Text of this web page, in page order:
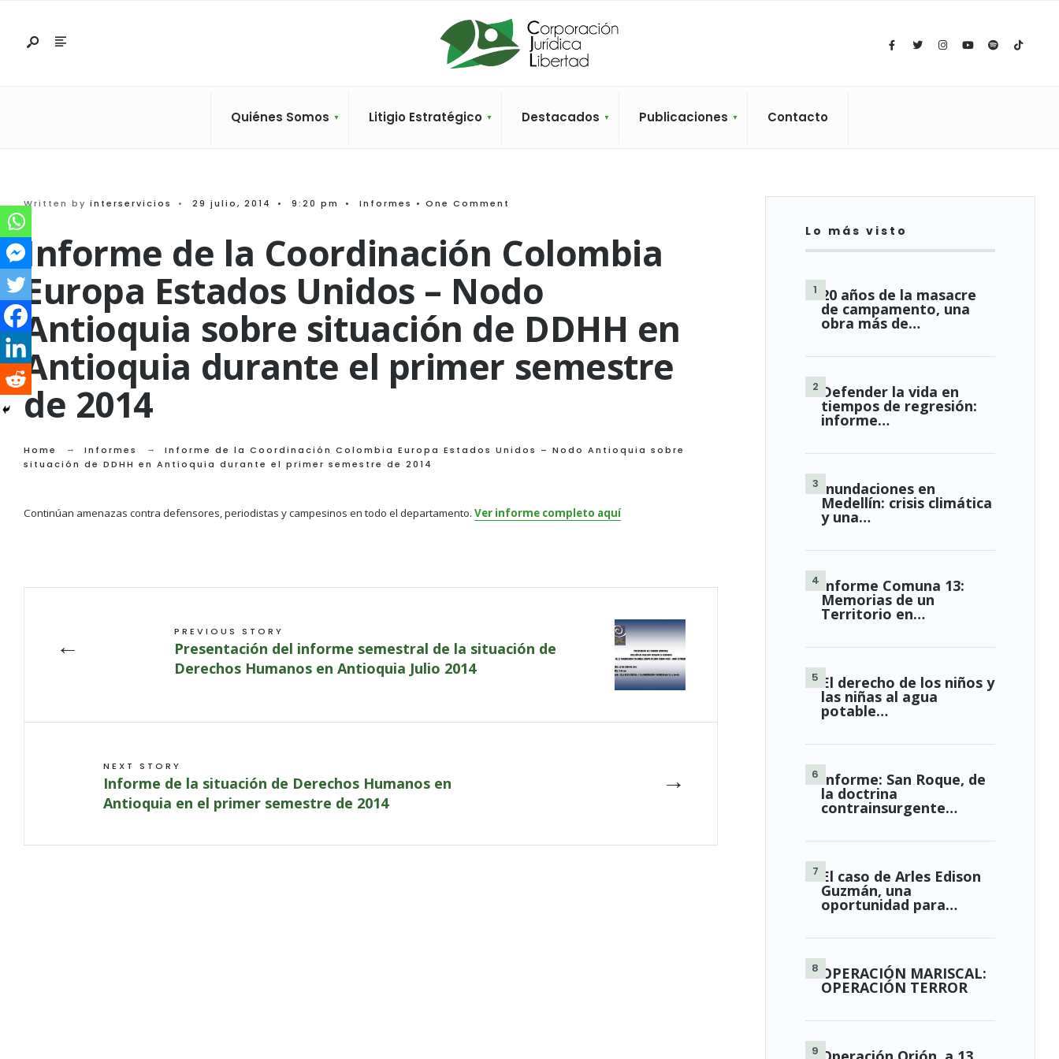
Quiénes Somos Litigio Estratégico Destacados Publicaciones Contacto
Written by interservicios • 29 julio, 2014 • 9:20 pm • Informes • One Comment
Informe de la Coordinación Colombia
Europa Estados Unidos – Nodo
Antioquia sobre situación de DDHH en
Antioquia durante el primer semestre
de 2014
Home Informes
Informe de la Coordinación Colombia Europa Estados Unidos – Nodo Antioquia sobre
situación de DDHH en Antioquia durante el primer semestre de 2014
Continúan amenazas contra defensores, periodistas y campesinos en todo el departamento. Ver informe completo aquí
← PREVIOUS STORY
Presentación del informe semestral de la situación de
Derechos Humanos en Antioquia Julio 2014
→
NEXT STORY
Informe de la situación de Derechos Humanos en
Antioquia en el primer semestre de 2014
Lo más visto
20 años de la masacre
de campamento, una
obra más de…
Defender la vida en
tiempos de regresión:
informe…
Inundaciones en
Medellín: crisis climática
y una…
Informe Comuna 13:
Memorias de un
Territorio en…
El derecho de los niños y
las niñas al agua
potable…
Informe: San Roque, de
la doctrina
contrainsurgente…
El caso de Arles Edison
Guzmán, una
oportunidad para…
OPERACIÓN MARISCAL:
OPERACIÓN TERROR